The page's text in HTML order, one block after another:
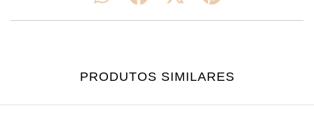
PRODUTOS SIMILARES